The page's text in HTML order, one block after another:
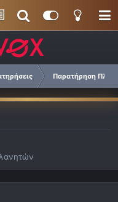
Παρατήρηση